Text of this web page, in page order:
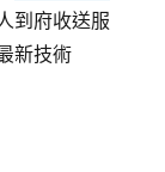
到府收送服
新技術